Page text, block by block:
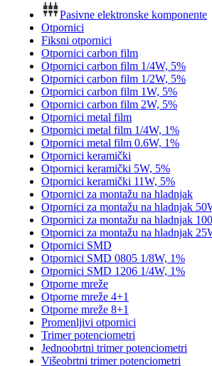
Pasivne elektronske komponente
Otpornici
Fiksni otpornici
Otpornici carbon film
Otpornici carbon film 1/4W, 5%
Otpornici carbon film 1/2W, 5%
Otpornici carbon film 1W, 5%
Otpornici carbon film 2W, 5%
Otpornici metal film
Otpornici metal film 1/4W, 1%
Otpornici metal film 0.6W, 1%
Otpornici keramički
Otpornici keramički 5W, 5%
Otpornici keramički 11W, 5%
Otpornici za montažu na hladnjak
Otpornici za montažu na hladnjak
Otpornici za montažu na hladnjak
Otpornici za montažu na hladnjak
Otpornici SMD
Otpornici SMD 0805 1/8W, 1%
Otpornici SMD 1206 1/4W, 1%
Otporne mreže
Otporne mreže 4+1
Otporne mreže 8+1
Promenljivi otpornici
Trimer potenciometri
Jednoobrtni trimer potenciometri
Višeobrtni trimer potenciometri